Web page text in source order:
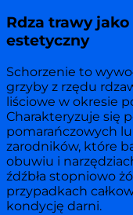
Rdza trawy
estetyczny
Schorzenie to
grzyby z rzędu
liściowe w okresie
Charakteryzuje się
pomarańczowych
zarodników, które
obuwiu i
źdźbła stopniowo
przypadkach
kondycję darni.